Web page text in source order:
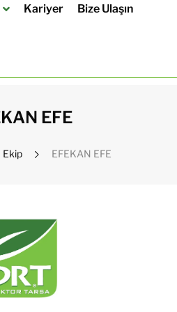
Kariyer Bize Ulaşın
EFE
Ekip EFEKAN EFE